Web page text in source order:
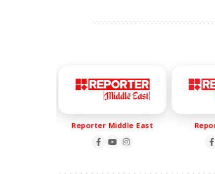
Reporter Middle East